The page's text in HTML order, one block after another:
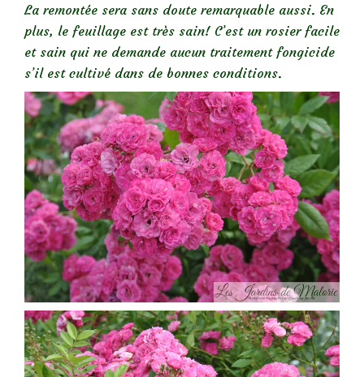
La remontée sera sans doute remarquable aussi. En
plus, le feuillage est très sain! C’est un rosier facile
et sain qui ne demande aucun traitement fongicide
s’il est cultivé dans de bonnes conditions.